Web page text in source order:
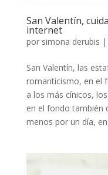
San Valentín,
internet
por simona derubis |
San Valentín, las
romanticismo, en el
a los más cínicos,
en el fondo también
menos por un día,